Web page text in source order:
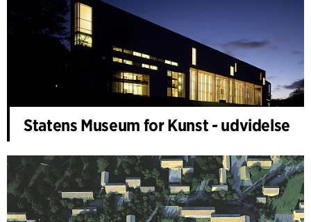
Statens Museum for Kunst - udvidelse